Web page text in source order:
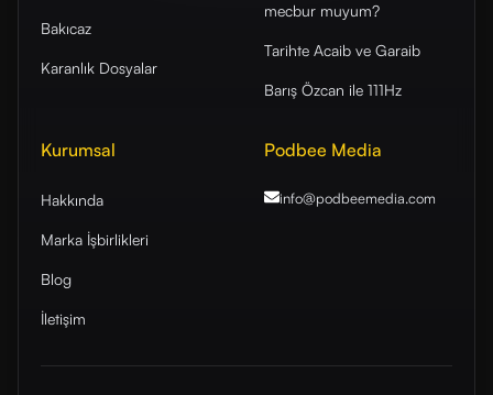
Bakıcaz
Karanlık Dosyalar
mecbur muyum?
Tarihte Acaib ve Garaib
Barış Özcan ile 111Hz
Kurumsal
Hakkında
Marka İşbirlikleri
Blog
İletişim
Podbee Media
info@podbeemedia.com